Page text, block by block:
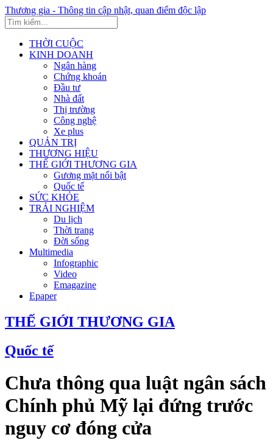
Thương gia - Thông tin cập nhật, quan điểm độc lập
THỜI CUỘC
KINH DOANH
Ngân hàng
Chứng khoán
Đầu tư
Nhà đất
Thị trường
Công nghệ
Xe plus
QUẢN TRỊ
THƯƠNG HIỆU
THẾ GIỚI THƯƠNG GIA
Gương mặt nổi bật
Quốc tế
SỨC KHỎE
TRẢI NGHIỆM
Du lịch
Thời trang
Đời sống
Multimedia
Infographic
Video
Emagazine
Epaper
THẾ GIỚI THƯƠNG GIA
Quốc tế
Chưa thông qua luật ngân sách
Chính phủ Mỹ lại đứng trước
nguy cơ đóng cửa